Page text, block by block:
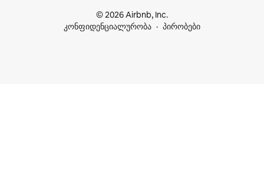
© 2026 Airbnb, Inc.
კონფიდენციალურობა
პირობები